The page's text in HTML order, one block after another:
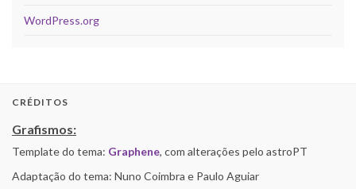
WordPress.org
CRÉDITOS
Grafismos:
Template do tema: Graphene, com alterações pelo astroPT
Adaptação do tema: Nuno Coimbra e Paulo Aguiar